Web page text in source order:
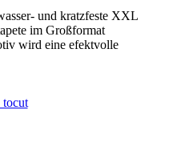
und kratzfeste XXL
im Großformat
wird eine efektvolle